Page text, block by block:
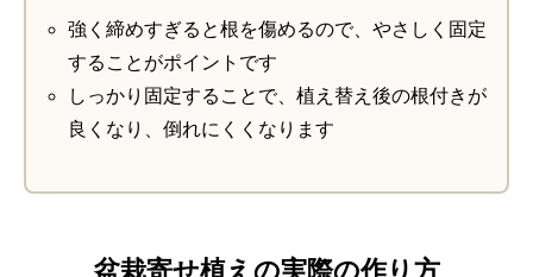
強く締めすぎると根を傷めるので、やさしく固定
することがポイントです
しっかり固定することで、植え替え後の根付きが
良くなり、倒れにくくなります
盆栽寄せ植えの実際の作り方